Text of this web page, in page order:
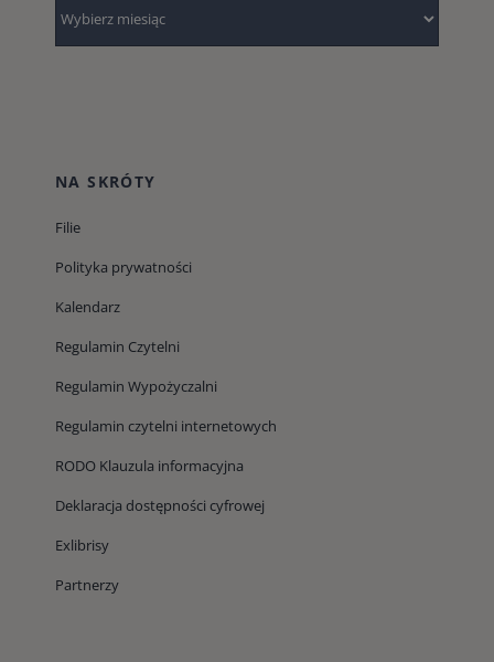
NA SKRÓTY
Filie
Polityka prywatności
Kalendarz
Regulamin Czytelni
Regulamin Wypożyczalni
Regulamin czytelni internetowych
RODO Klauzula informacyjna
Deklaracja dostępności cyfrowej
Exlibrisy
Partnerzy